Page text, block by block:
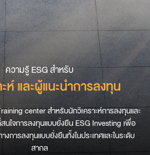
ความรู้ ESG สำหรับ
ห์ และผู้แนะนำการลงทุน
center สำหรับนักวิเคราะห์การลงทุนและ
นใจการลงทุนแบบยั่งยืน ESG Investing เพื่อ
งการลงทุนแบบยั่งยืนทั้งในประเทศและในระดับ
สากล